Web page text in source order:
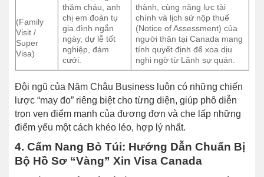
(Family
Visit /
Super
Visa)
thăm cháu, anh
chị em đoàn tụ
gia đình ngắn
ngày, dự lễ tốt
nghiệp, đám
cưới.
thành, cùng năng lực tài
chính và lịch sử nộp thuế
(Notice of Assessment) của
người thân tại Canada mang
tính quyết định để xoa dịu
nghi ngờ từ Lãnh sự quán.
Đội ngũ của Năm Châu Business luôn có những chiến
lược “may đo” riêng biệt cho từng diện, giúp phô diễn
trọn vẹn điểm mạnh của đương đơn và che lấp những
điểm yếu một cách khéo léo, hợp lý nhất.
4. Cẩm Nang Bỏ Túi: Hướng Dẫn Chuẩn Bị
Bộ Hồ Sơ “Vàng” Xin Visa Canada